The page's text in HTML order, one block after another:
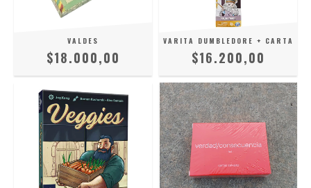
VALDES
$18.000,00
VARITA DUMBLEDORE + CARTA
$16.200,00